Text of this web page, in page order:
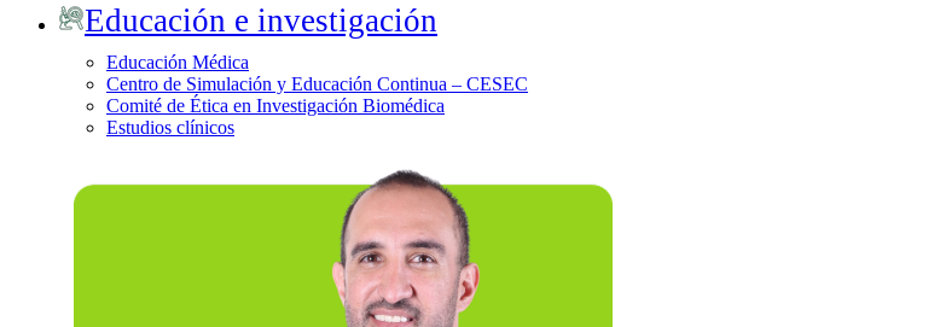
Educación e investigación
Educación Médica
Centro de Simulación y Educación Continua – CESEC
Comité de Ética en Investigación Biomédica
Estudios clínicos